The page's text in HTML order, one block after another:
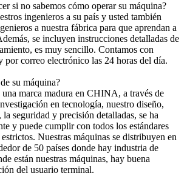
si no sabemos cómo operar su máquina?
ingenieros a su país y usted también
a nuestra fábrica para que aprendan a
se incluyen instrucciones detalladas de
es muy sencillo. Contamos con
por correo electrónico las 24 horas del día.
su máquina?
marca madura en CHINA, a través de
en tecnología, nuestro diseño,
seguridad y precisión detalladas, se ha
y puede cumplir con todos los estándares
Nuestras máquinas se distribuyen en
de 50 países donde hay industria de
están nuestras máquinas, hay buena
del usuario terminal.